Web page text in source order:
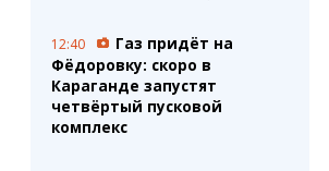
Коллаж недели
Ешкин гороскоп
12:40
Газ придёт на
Фёдоровку: скоро в
Караганде запустят
четвёртый пусковой
комплекс